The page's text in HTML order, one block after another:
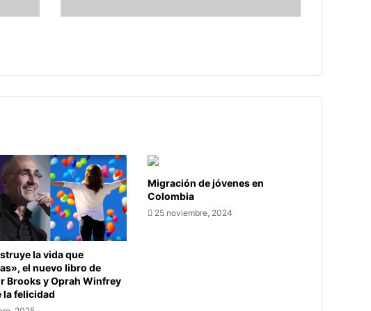
cara
la vida que
el nuevo libro de
Brooks y Oprah Winfrey
la felicidad
Migración de jóvenes en
Colombia
25 noviembre, 2024